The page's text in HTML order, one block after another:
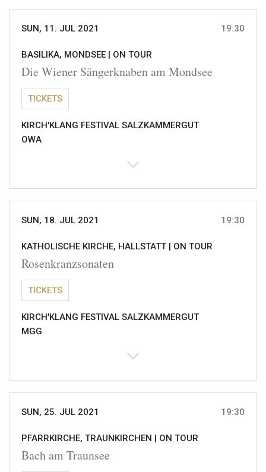
SUN, 11. JUL 2021 19:30
BASILIKA, MONDSEE | ON TOUR
Die Wiener Sängerknaben am Mondsee
TICKETS
KIRCH'KLANG FESTIVAL SALZKAMMERGUT
OWA
SUN, 18. JUL 2021 19:30
KATHOLISCHE KIRCHE, HALLSTATT | ON TOUR
Rosenkranzsonaten
TICKETS
KIRCH'KLANG FESTIVAL SALZKAMMERGUT
MGG
SUN, 25. JUL 2021 19:30
PFARRKIRCHE, TRAUNKIRCHEN | ON TOUR
Bach am Traunsee